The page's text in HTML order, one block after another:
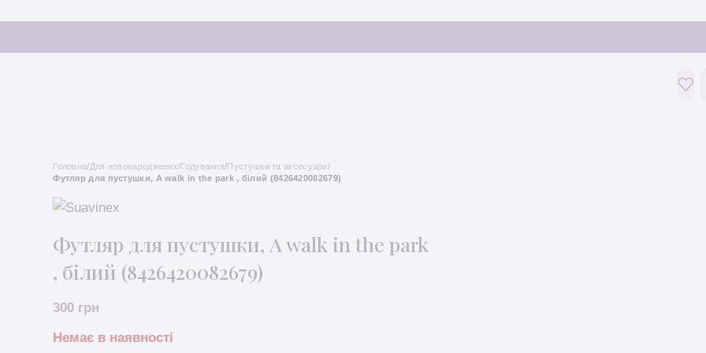
Головна/Для новонароджених/Годування/Пустушки та аксесуари/
Футляр для пустушки, A walk in the park , білий (8426420082679)
Футляр для пустушки, A walk in the park
, білий (8426420082679)
300 грн
Немає в наявності